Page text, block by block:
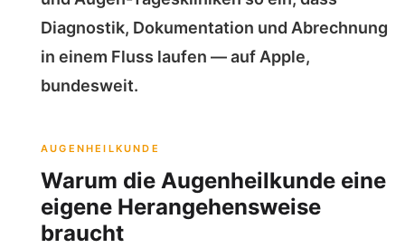
Diagnostik, Dokumentation und Abrechnung
in einem Fluss laufen — auf Apple,
bundesweit.
AUGENHEILKUNDE
Warum die Augenheilkunde eine
eigene Herangehensweise
braucht